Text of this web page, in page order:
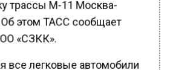
трассы М-11 Москва-
этом ТАСС сообщает
«СЗКК».
все легковые автомобили